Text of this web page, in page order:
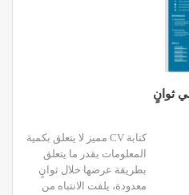
كتابة CV مميز لا يتعلق بكمية
المعلومات بقدر ما يتعلق
بطريقة عرضها خلال ثوانٍ
معدودة، يلفت الانتباه من